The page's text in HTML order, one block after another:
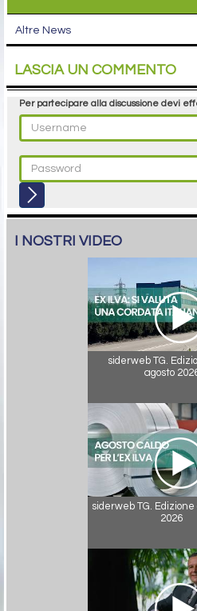
Altre News
LASCIA UN COMMENTO
Per partecipare alla discussione devi
I NOSTRI VIDEO
siderweb TG.
agosto
siderweb TG.
2026